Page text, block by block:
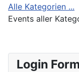
Alle Kategorien ...
Events aller
Login Form